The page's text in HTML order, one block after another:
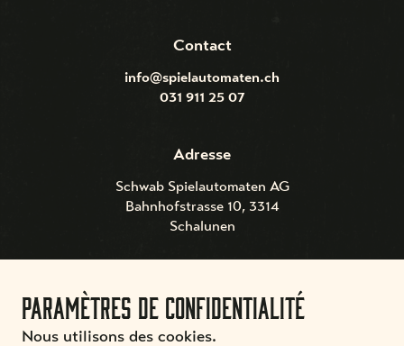
Paramètres de confidentialité
Nous utilisons des cookies.
Contact
info@spielautomaten.ch
031 911 25 07
Adresse
Schwab Spielautomaten AG
Bahnhofstrasse 10, 3314
Schalunen